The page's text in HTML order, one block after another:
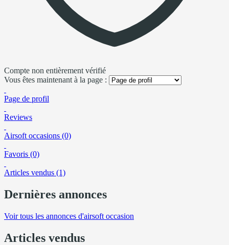
Compte non entièrement vérifié
Vous êtes maintenant à la page :
Page de profil
Reviews
Airsoft occasions (0)
Favoris (0)
Articles vendus (1)
Dernières annonces
Voir tous les annonces d'airsoft occasion
Articles vendus